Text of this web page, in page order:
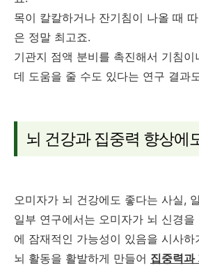
목이 칼칼하거나 잔기침이 나올 때
은 정말 최고죠.
기관지 점액 분비를 촉진해서 기침
데 도움을 줄 수도 있다는 연구 결과
뇌 건강과 집중력 향상에
오미자가 뇌 건강에도 좋다는 사실,
일부 연구에서는 오미자가 뇌 신경
에 잠재적인 가능성이 있음을 시사하
뇌 활동을 활발하게 만들어 집중력과